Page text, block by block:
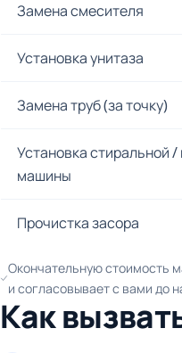
Замена смесителя
Установка унитаза
Замена труб (за точку)
Установка стиральной
машины
Прочистка засора
Окончательную стоимость
и согласовывает с вами до
Как